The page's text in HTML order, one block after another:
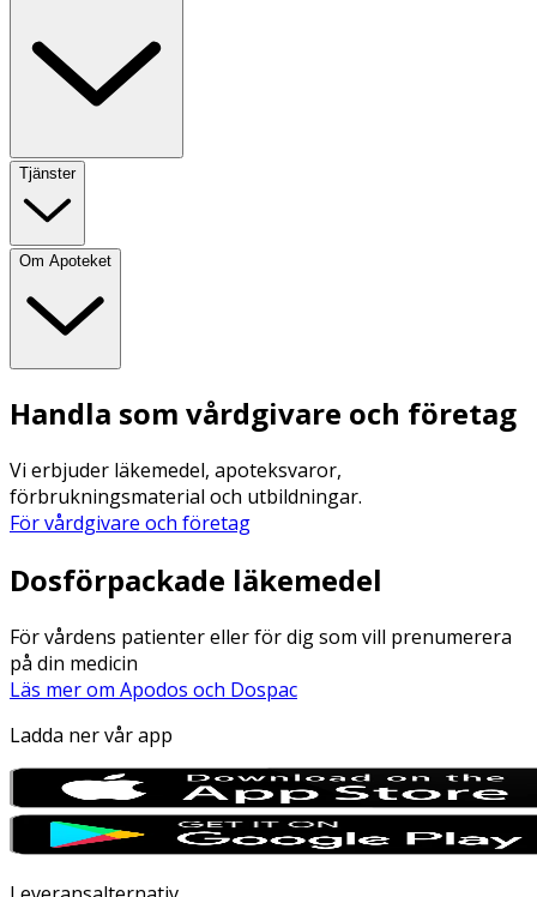
Tjänster
Om Apoteket
Handla som vårdgivare och företag
Vi erbjuder läkemedel, apoteksvaror,
förbrukningsmaterial och utbildningar.
För vårdgivare och företag
Dosförpackade läkemedel
För vårdens patienter eller för dig som vill prenumerera
på din medicin
Läs mer om Apodos och Dospac
Ladda ner vår app